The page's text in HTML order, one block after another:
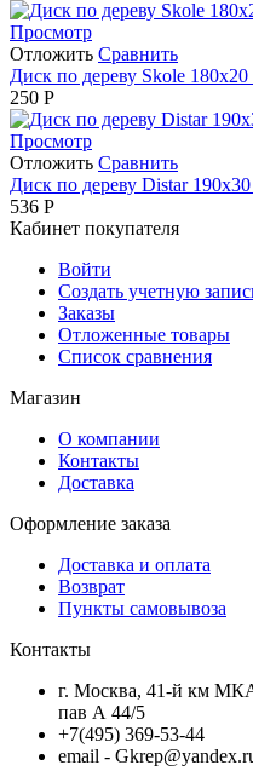
Просмотр
Отложить Сравнить
Диск по дереву Skole 180х20
250 Р
Просмотр
Отложить Сравнить
Диск по дереву Distar 190х30
536 Р
Кабинет покупателя
Войти
Создать учетную
Заказы
Отложенные товары
Список сравнения
Магазин
О компании
Контакты
Доставка
Оформление заказа
Доставка и оплата
Возврат
Пункты самовывоза
Контакты
г. Москва, 41-й км
пав А 44/5
+7(495) 369-53-44
email -